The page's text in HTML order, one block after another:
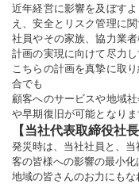
近年経営に影響を及ぼす
え、安全とリスク管理に
社員やその家族、協力業
計画の実現に向けて尽力し
こちらの計画を真摯に取
合でも
顧客へのサービスや地域
や早期復旧が可能となりま
【当社代表取締役社
発災時は、当社社員と、
客の皆様への影響の最小化
地域の皆さんのお力にもな